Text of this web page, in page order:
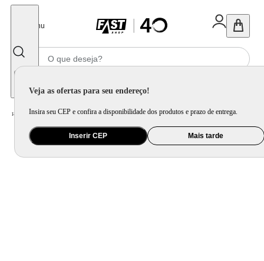
Menu
Veja as ofertas para seu endereço!
Insira seu CEP e confira a disponibilidade dos produtos e prazo de entrega.
Inserir CEP Mais tarde
Home Utilidade Doméstica Organização e Armazenamento / Organização de Pia e Cozinha